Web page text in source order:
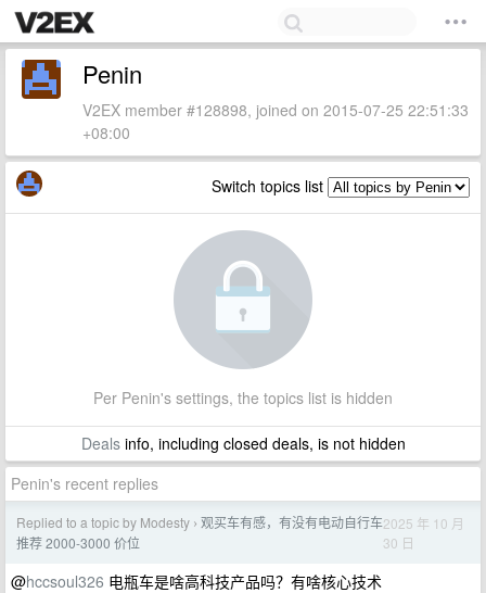
Penin
V2EX member #128898, joined on 2015-07-25 22:51:33
+08:00
Switch topics list
Per Penin's settings, the topics list is hidden
Dealsinfo, including closed deals, is not hidden
Penin's recent replies
Replied to a topic by Modesty › 观买车有感，有没有电动自行车
推荐 2000-3000 价位
2025 年 10 月
30 日
@hccsoul326 电瓶车是啥高科技产品吗？有啥核心技术